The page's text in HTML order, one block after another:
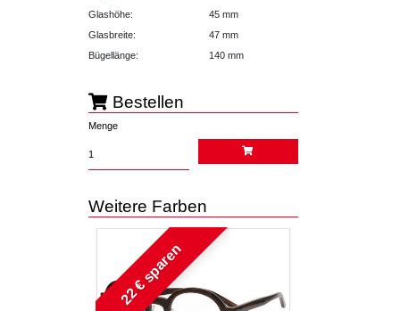
Glashöhe:
45 mm
Glasbreite:
47 mm
Bügellänge:
140 mm
Bestellen
Menge
Weitere Farben
22 € sparen